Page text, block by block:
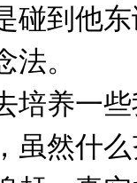
碰到他
。
培养一
虽然什